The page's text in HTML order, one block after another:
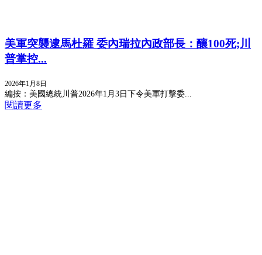
美軍突襲逮馬杜羅 委內瑞拉內政部長：釀100死;川
普掌控...
2026年1月8日
編按：美國總統川普2026年1月3日下令美軍打擊委...
閱讀更多